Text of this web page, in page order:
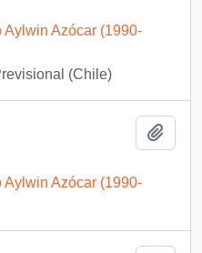
Aylwin Azócar (1990-
(Chile)
Aylwin Azócar (1990-